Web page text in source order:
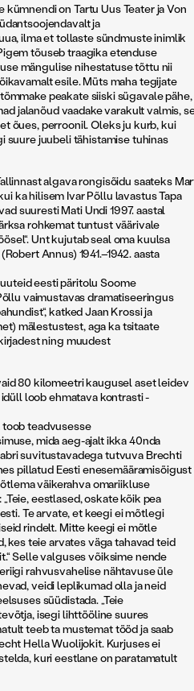
on Tartu Uus Teater ja Von
ja
ilma et tollaste sündmuste inimlik
tõuseb traagika etenduse
mängulise nihestatuse tõttu nii
esile. Müts maha tegijate
peakate siiski sügavale pähe,
jalanõud vaadake varakult valmis,
õues, perroonil. Oleks ju kurb, kui
suure juubeli tähistamise tuhinas
algava rongisõidu saateks
ka hilisem Ivar Põllu lavastus Tapa
suuresti Mati Undi 1997. aastal
rohkemat tuntust väärivale
Unt kujutab seal oma kuulsa
Annus) 1941.–1942. aasta
eesti päritolu Soome
vaimustavas dramatiseeringus
katked Jaan Krossi ja
mälestustest, aga ka tsitaate
ning muudest
80 kilomeetri kaugusel aset leidev
loob ehmatava kontrasti
teadvusesse
mida aeg-ajalt ikka 40nda
suvitustavadega tutvuva Brechti
pillatud Eesti enesemääramisõigust
väikerahva omariikluse
eestlased, oskate kõik pea
Te arvate, et keegi ei mõtlegi
rindelt. Mitte keegi ei mõtle
kes teie arvates väga tahavad teid
Selle valguses võiksime nende
rahvusvahelise nähtavuse üle
veidi leplikumad olla ja neid
süüdistada. „Teie
isegi lihttööline suures
teeb ta mustemat tööd ja saab
Hella Wuolijokit. Kurjuses ei
kuri eestlane on paratamatult